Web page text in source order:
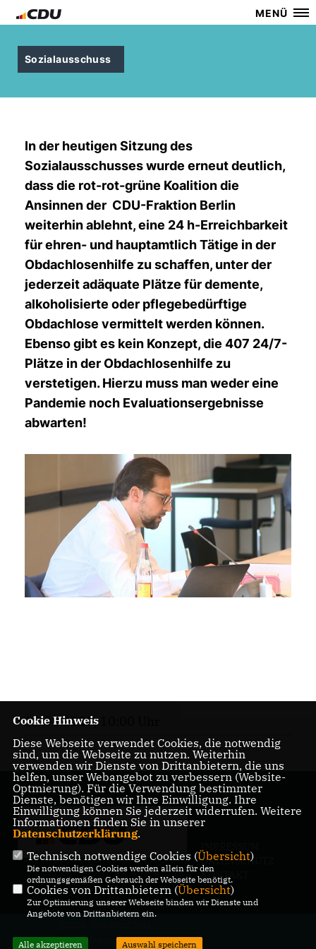
MENÜ
Sozialausschuss
In der heutigen Sitzung des
Sozialausschusses wurde erneut deutlich,
dass die rot-rot-grüne Koalition die
Ansinnen der CDU-Fraktion Berlin
weiterhin ablehnt, eine 24 h-Erreichbarkeit
für ehren- und hauptamtlich Tätige in der
Obdachlosenhilfe zu schaffen, unter der
jederzeit adäquate Plätze für demente,
alkoholisierte oder pflegebedürftige
Obdachlose vermittelt werden können.
Ebenso gibt es kein Konzept, die 407 24/7-
Plätze in der Obdachlosenhilfe zu
verstetigen. Hierzu muss man weder eine
Pandemie noch Evaluationsergebnisse
abwarten!
13.08.2020, 10:00 Uhr
DATENSCHUTZ
KONTAKT
Alle Rechte vorbehalten.
Cookie Hinweis
Diese Webseite verwendet Cookies, die notwendig
sind, um die Webseite zu nutzen. Weiterhin
verwenden wir Dienste von Drittanbietern, die uns
helfen, unser Webangebot zu verbessern (Website-
Optmierung). Für die Verwendung bestimmter
Dienste, benötigen wir Ihre Einwilligung. Ihre
Einwilligung können Sie jederzeit widerrufen. Weitere
Informationen finden Sie in unserer
Datenschutzerklärung.
Technisch notwendige Cookies (Übersicht)
Die notwendigen Cookies werden allein für den
ordnungsgemäßen Gebrauch der Webseite benötigt.
Cookies von Drittanbietern (Übersicht)
Zur Optimierung unserer Webseite binden wir Dienste und
Angebote von Drittanbietern ein.
Alle akzeptieren Auswahl speichern